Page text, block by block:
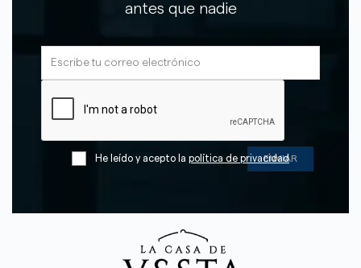
antes que nadie
He leído y acepto la política de privacidad